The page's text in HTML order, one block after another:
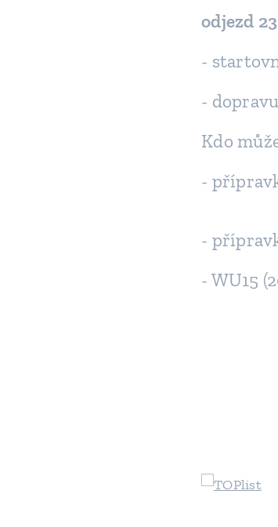
odjezd
-
-
Kdo
-
-
- WU15